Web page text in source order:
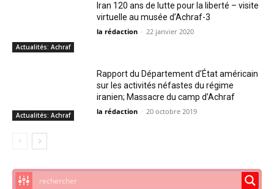
Actualités: Achraf
Iran 120 ans de lutte pour la liberté – visite
virtuelle au musée d’Achraf-3
la rédaction - 22 janvier 2020
Actualités: Achraf
Rapport du Département d’État américain
sur les activités néfastes du régime
iranien; Massacre du camp d’Achraf
la rédaction - 20 octobre 2019